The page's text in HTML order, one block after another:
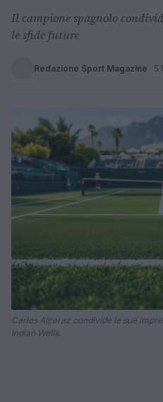
Il campione spagnolo
le sfide future
Redazione Sport Magazine · 5
Carlos Alcaraz condivide le sue
Indian Wells.